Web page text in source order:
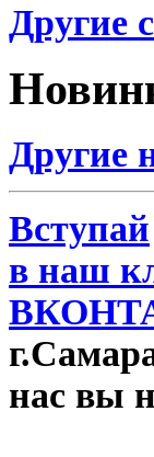
Другие
Другие
Вступай
в наш
нас вы